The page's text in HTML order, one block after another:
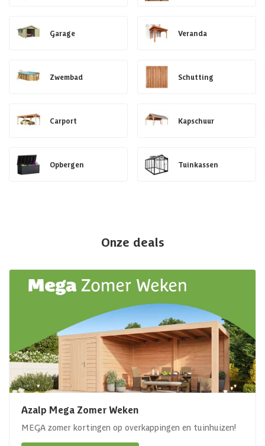
Garage Veranda
Zwembad Schutting
Carport Kapschuur
Opbergen Tuinkassen
Onze deals
Azalp Mega Zomer Weken
MEGA zomer kortingen op overkappingen en tuinhuizen!